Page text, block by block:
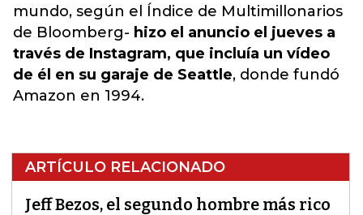
mundo, según el Índice de Multimillonarios
de Bloomberg- hizo el anuncio el jueves a
través de Instagram, que incluía un vídeo
de él en su garaje de Seattle, donde fundó
Amazon en 1994.
ARTÍCULO RELACIONADO
Jeff Bezos, el segundo hombre más rico